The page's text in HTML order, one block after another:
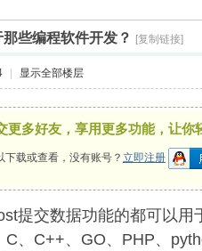
些编程软件开发？ [复制链接]
显示全部楼层
更多好友，享用更多功能，让你
下载或查看，没有账号？ 立即注册
提交数据功能的都可以用
C、C++、GO、PHP、